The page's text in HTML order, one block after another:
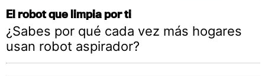
El robot que limpia por ti
¿Sabes por qué cada vez más hogares
usan robot aspirador?